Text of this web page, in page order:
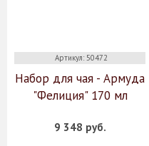
Артикул: 50472
Набор для чая - Армуда
"Фелиция" 170 мл
9 348 руб.